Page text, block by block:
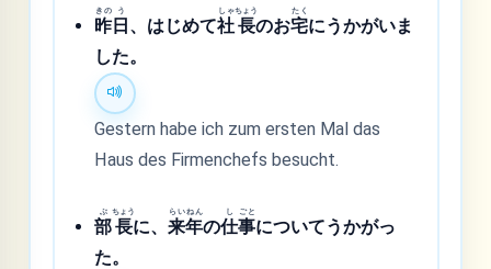
昨
きの
日
う
、はじめて社
しゃ
長
ちょう
のお宅
たく
にうかがいま
した。
Gestern habe ich zum ersten Mal das
Haus des Firmenchefs besucht.
部
ぶ
長
ちょう
に、来
らい
年
ねん
の仕
し
事
ごと
についてうかがっ
た。